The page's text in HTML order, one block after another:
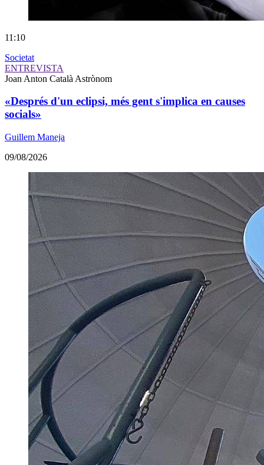
11:10
Societat
ENTREVISTA
Joan Anton Català Astrònom
«Després d'un eclipsi, més gent s'implica en causes
socials»
Guillem Maneja
09/08/2026